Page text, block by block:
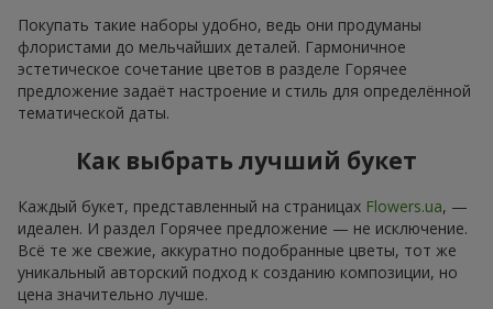
Покупать такие наборы удобно, ведь они продуманы
флористами до мельчайших деталей. Гармоничное
эстетическое сочетание цветов в разделе Горячее
предложение задаёт настроение и стиль для определённой
тематической даты.
Как выбрать лучший букет
Каждый букет, представленный на страницах Flowers.ua, —
идеален. И раздел Горячее предложение — не исключение.
Всё те же свежие, аккуратно подобранные цветы, тот же
уникальный авторский подход к созданию композиции, но
цена значительно лучше.